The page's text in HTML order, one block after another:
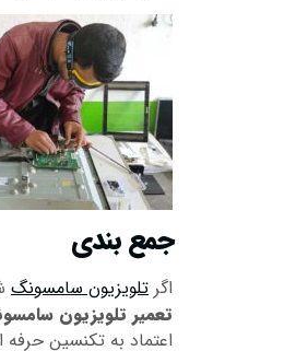
جمع بندی
اگر تلویزیون سامسونگ
تعمیر تلویزیون
اعتماد به تکنسین